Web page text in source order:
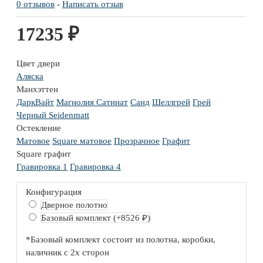
0 отзывов - Написать отзыв
17235 ₽
Цвет двери
Аляска
Манхэттен
ДаркВайт Магнолия Сатинат Санд Шеллгрей Грей
Черный Seidenmatt
Остекление
Матовое Square матовое Прозрачное Графит
Square графит
Гравировка 1 Гравировка 4
Конфигурация
Дверное полотно
Базовый комплект (+8526 ₽)
*Базовый комплект состоит из полотна, коробки,
наличник с 2х сторон